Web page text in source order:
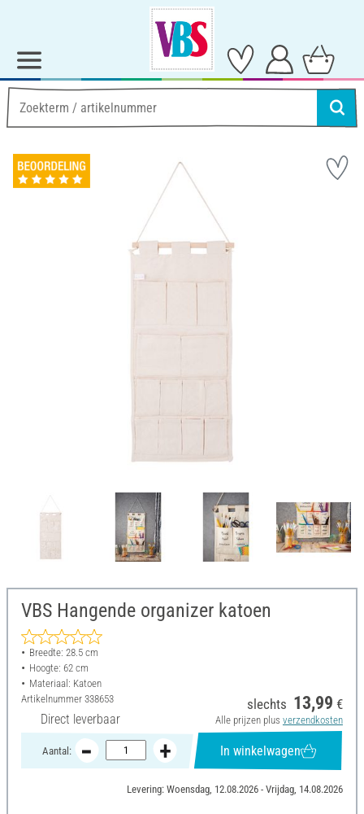
VBS Hangende organizer katoen
Breedte: 28.5 cm
Hoogte: 62 cm
Materiaal: Katoen
Artikelnummer 338653
Direct leverbaar
slechts 13,99 €
Alle prijzen plus verzendkosten
Aantal: In winkelwagen
Levering: Woensdag, 12.08.2026 - Vrijdag, 14.08.2026